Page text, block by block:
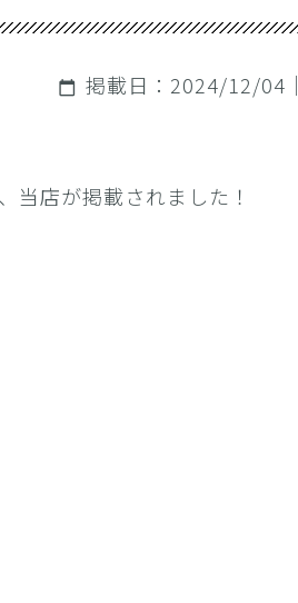
calendar_today 掲載日：2024/12/04｜
当店が掲載されました！